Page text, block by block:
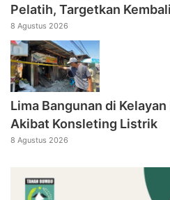
Pelatih, Targetkan
8 Agustus 2026
Lima Bangunan di
Akibat Konsleting Listrik
8 Agustus 2026